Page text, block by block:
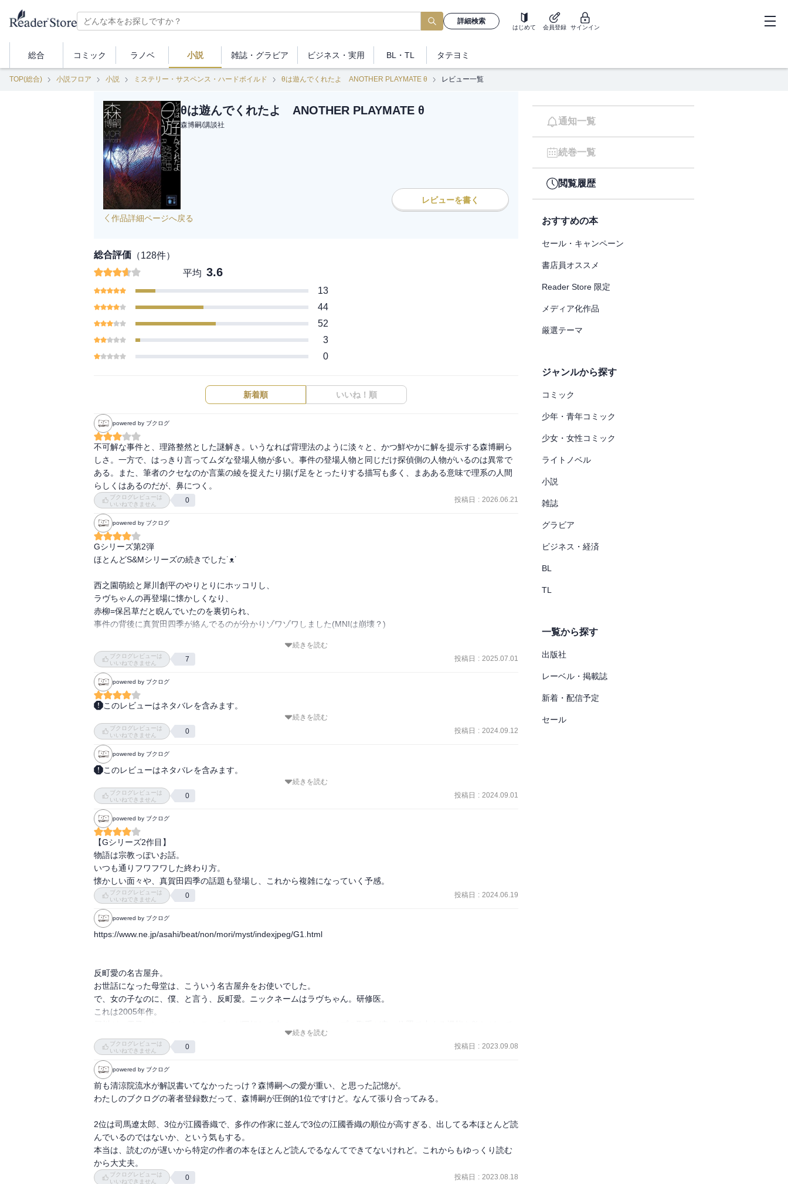
詳細検索
はじめて 会員登録 サインイン
総合 コミック ラノベ 小説 雑誌・ グラビア ビジネス ・実用 BL・TL タテヨミ
TOP(総合) 小説フロア 小説 ミステリー・サスペンス・ハードボイルド θは遊んでくれたよ ANOTHER PLAYMATE θ レビュー一覧
θは遊んでくれたよ ANOTHER PLAYMATE θ
森博嗣/講談社
レビューを書く
作品詳細ページへ戻る
総合評価 （128件）
平均 3.6
13
44
52
3
0
新着順 いいね！順
powered by ブクログ
不可解な事件と、理路整然とした謎解き。いうなれば背理法のように淡々と、かつ鮮やかに解を提示する森博嗣ら
しさ。一方で、はっきり言ってムダな登場人物が多い。事件の登場人物と同じだけ探偵側の人物がいるのは異常で
ある。また、筆者のクセなのか言葉の綾を捉えたり揚げ足をとったりする描写も多く、まあある意味で理系の人間
らしくはあるのだが、鼻につく。
ブクログレビューは
いいねできません
0 投稿日 : 2026.06.21
powered by ブクログ
Gシリーズ第2弾
ほとんどS&Mシリーズの続きでした˙ᴥ˙
西之園萌絵と犀川創平のやりとりにホッコリし、
ラヴちゃんの再登場に懐かしくなり、
赤柳=保呂草だと睨んでいたのを裏切られ、
事件の背後に真賀田四季が絡んでるのが分かりゾワゾワしました(MNIは崩壊？)
Gシリーズは個別の事件はモヤモヤした解決になるのかな？(事件解決というよりは海月くんの推理で終わる)。
学生新キャラたちもだんだん関係性が分かってきました。海月くんにもっと喋らせてほしい˙ᴥ˙
続きを読む
ブクログレビューは
いいねできません
7 投稿日 : 2025.07.01
powered by ブクログ
このレビューはネタバレを含みます。
しかも、保呂草ァ！！嬉しい再会です。
シータ、初登場シーンで「もしや四季…？」なんて思ったら、うっすら関係がありそうじゃないですか…ここらへ
んはまた語られるのかな…？
前作もそうだったけど、今シリーズは犯人はこの人！動機はこう！みたいなはっきりした答えが明示されるわけで
はないのでモヤモヤした終わり方で、森ミステリィでは前々から散見されていた手法とはいえまだ慣れません…(犯
人動機等はスッキリした終わり方が個人的に好きなので)
続きを読む
ブクログレビューは
いいねできません
0 投稿日 : 2024.09.12
powered by ブクログ
このレビューはネタバレを含みます。
今まで読んだところを
思い出します
出てくるのに
出てこないから
彼氏は一体今何をやっているかを具体的には描かない
描かれていない部分の方が気になるのが
面白いです
描いてくれるところ
描いてくれないところ
納得できる仮説を言葉にする時
普段喋らない分
こういう時に
続きを読む
ブクログレビューは
いいねできません
0 投稿日 : 2024.09.01
powered by ブクログ
【Gシリーズ2作目】
物語は宗教っぽいお話。
いつも通りフワフワした終わり方。
懐かしい面々や、真賀田四季の話題も登場し、これから複雑になっていく予感。
ブクログレビューは
いいねできません
0 投稿日 : 2024.06.19
powered by ブクログ
https://www.ne.jp/asahi/beat/non/mori/myst/indexjpeg/G1.html
反町愛の名古屋弁。
お世話になった母堂は、こういう名古屋弁をお使いでした。
で、女の子なのに、僕、と言う、反町愛。ニックネームはラヴちゃん。研修医。
これは2005年作。
いる、とか言ってるけど、もう一度コーヒー淹れなおしたら、あるいは、もう、現在2023年ちょっと前から電子レ
ンジの中のターンテーブルはなくなり、回転などそもそもターンテーブルないので、。便利になったものだ。
国枝桃子もスタートを履かない、長身痩躯ださそうだ。
ところで、このGシリーズの最後の作品はいつ刊行されるのか。
theta   θ
海月及介。誰の息子？　テロリスト？　スパイ？
p211
"エレベータのボタンには指紋を付けないように注意して、持っていた携帯電話のアンテナで押した。”
続きを読む
ブクログレビューは
いいねできません
0 投稿日 : 2023.09.08
powered by ブクログ
前も清涼院流水が解説書いてなかったっけ？森博嗣への愛が重い、と思った記憶が。
わたしのブクログの著者登録数だって、森博嗣が圧倒的1位ですけど。なんて張り合ってみる。
2位は司馬遼太郎、3位が江國香織で、多作の作家に並んで3位の江國香織の順位が高すぎる、出してる本ほとんど読
んでいるのではないか、という気もする。
本当は、読むのが遅いから特定の作者の本をほとんど読んでるなんてできてないけれど。これからもゆっくり読む
から大丈夫。
ブクログレビューは
いいねできません
0 投稿日 : 2023.08.18
通知一覧
続巻一覧
閲覧履歴
おすすめの本
セール・キャンペーン
書店員オススメ
Reader Store 限定
メディア化作品
厳選テーマ
ジャンルから探す
コミック
少年・青年コミック
少女・女性コミック
ライトノベル
小説
雑誌
グラビア
ビジネス・経済
BL
TL
一覧から探す
出版社
レーベル・掲載誌
新着・配信予定
セール